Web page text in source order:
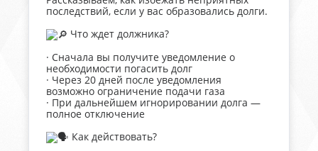
последствий, если у вас образовались долги.
Что ждет должника?
· Сначала вы получите уведомление о
необходимости погасить долг
· Через 20 дней после уведомления
возможно ограничение подачи газа
· При дальнейшем игнорировании долга —
полное отключение
Как действовать?